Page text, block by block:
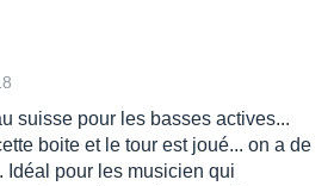
suisse pour les basses actives...
boite et le tour est joué... on a de
Idéal pour les musicien qui